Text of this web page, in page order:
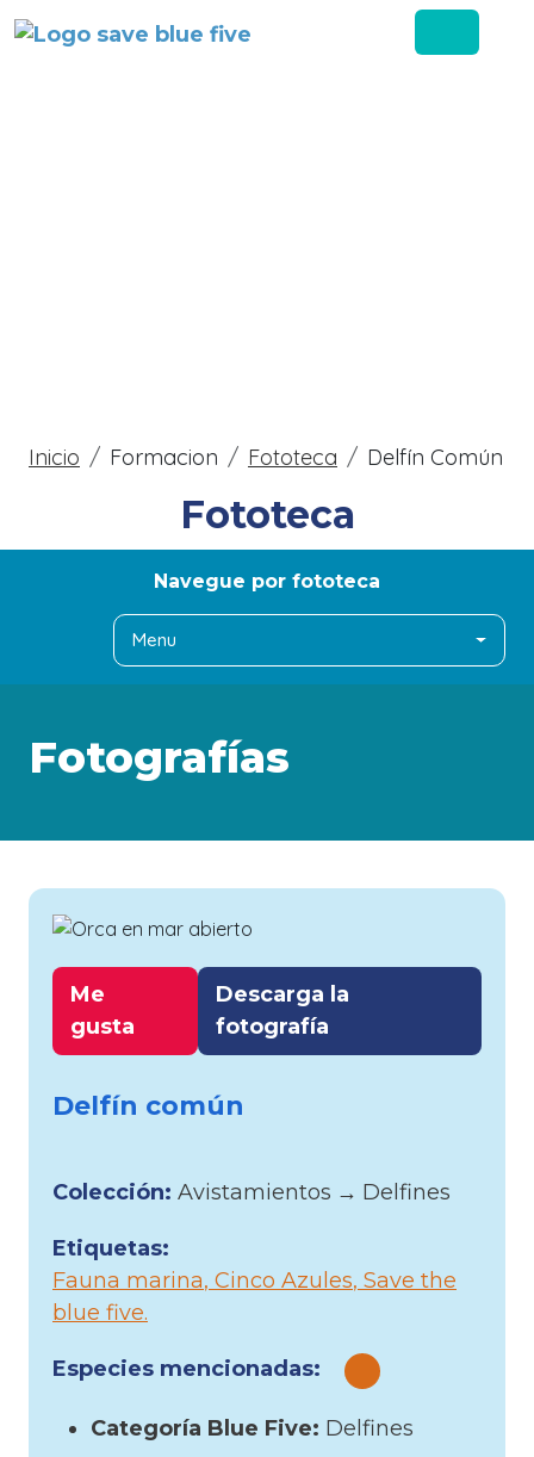
Pasar al contenido principal
Sobrescribir
Inicio Formacion Fototeca Delfín Común
Fototeca
Navegue por fototeca
Menu
Fotografías
Me
gusta
Descarga la
fotografía
Delfín común
Colección: Avistamientos → Delfines
Etiquetas:
Fauna marina Cinco Azules Save the
blue five
Especies mencionadas:
Categoría Blue Five: Delfines